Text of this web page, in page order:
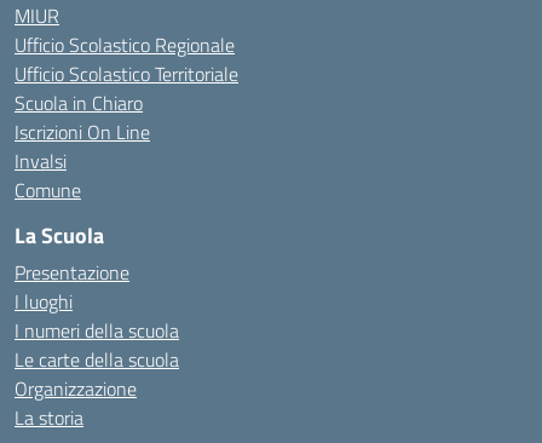
MIUR
Ufficio Scolastico Regionale
Ufficio Scolastico Territoriale
Scuola in Chiaro
Iscrizioni On Line
Invalsi
Comune
La Scuola
Presentazione
I luoghi
I numeri della scuola
Le carte della scuola
Organizzazione
La storia